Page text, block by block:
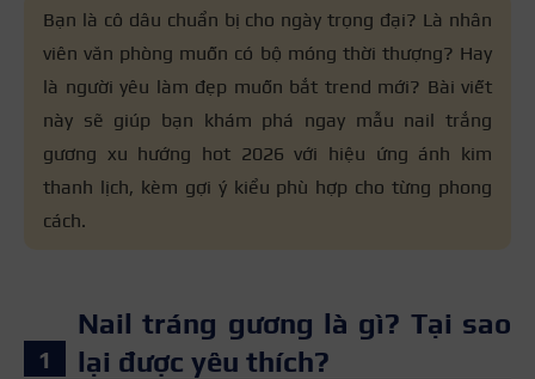
móng, sơn gel, đắp bột và vẽ móng
đối chiếu với quy trình chăm sóc móng
chuẩn nghề và 10 năm kinh nghiệm
giảng dạy của cô, giúp người đọc nắm
thông tin đáng tin cậy.
Bạn là cô dâu chuẩn bị cho ngày trọng đại? Là nhân
viên văn phòng muốn có bộ móng thời thượng? Hay
là người yêu làm đẹp muốn bắt trend mới? Bài viết
này sẽ giúp bạn khám phá ngay mẫu nail trắng
gương xu hướng hot 2026 với hiệu ứng ánh kim
thanh lịch, kèm gợi ý kiểu phù hợp cho từng phong
cách.
Nail tráng gương là gì? Tại sao
lại được yêu thích?